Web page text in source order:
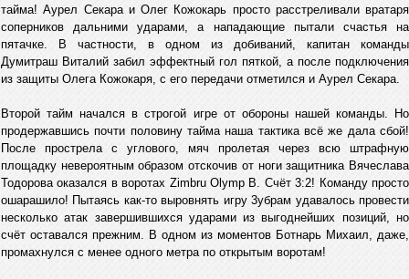
тайма! Аурел Секара и Олег Кожокарь просто расстреливали вратаря
соперников дальними ударами, а нападающие пытали счастья на
пятачке. В частности, в одном из добиваний, капитан команды
Думитраш Виталий забил эффектный гол пяткой, а после подключения
из защиты Олега Кожокаря, с его передачи отметился и Аурел Секара.
Второй тайм начался в строгой игре от обороны нашей команды. Но
продержавшись почти половину тайма наша тактика всё же дала сбой!
После прострела с углового, мяч пролетая через всю штрафную
площадку невероятным образом отскочив от ноги защитника Вячеслава
Тодорова оказался в воротах Zimbru Оlymp B. Счёт 3:2! Команду просто
ошарашило! Пытаясь как-то выровнять игру 3убрам удавалось провести
несколько атак завершившихся ударами из выгоднейших позиций, но
счёт оставался прежним. В одном из моментов Ботнарь Михаил, даже,
промахнулся с менее одного метра по открытым воротам!